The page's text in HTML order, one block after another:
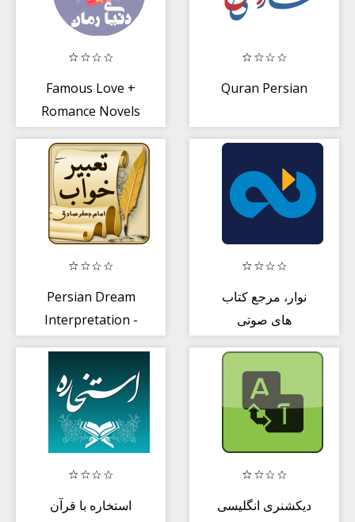
Famous Love +
Romance Novels
Quran Persian
Persian Dream
Interpretation -
نوار، مرجع کتاب
های صوتی
استخاره با قرآن
دیکشنری انگلیسی